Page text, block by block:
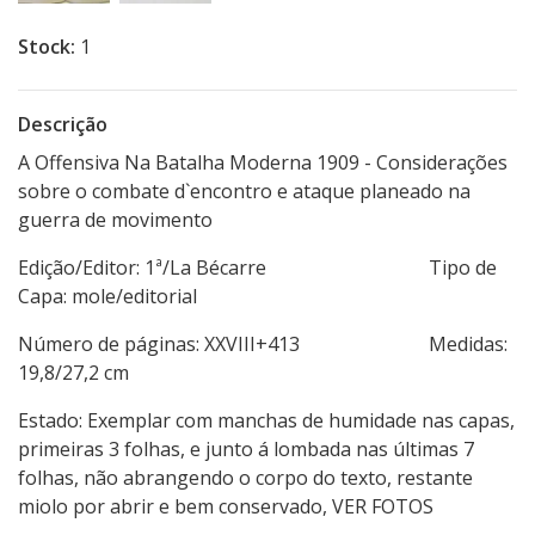
Stock: 1
Descrição
A Offensiva Na Batalha Moderna 1909 - Considerações
sobre o combate d`encontro e ataque planeado na
guerra de movimento
Edição/Editor: 1ª/La Bécarre Tipo de
Capa: mole/editorial
Número de páginas: XXVIII+413 Medidas:
19,8/27,2 cm
Estado: Exemplar com manchas de humidade nas capas,
primeiras 3 folhas, e junto á lombada nas últimas 7
folhas, não abrangendo o corpo do texto, restante
miolo por abrir e bem conservado, VER FOTOS